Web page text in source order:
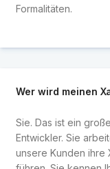
Formalitäten.
Wer wird meinen
Sie. Das ist ein
Entwickler. Sie
unsere Kunden ihre